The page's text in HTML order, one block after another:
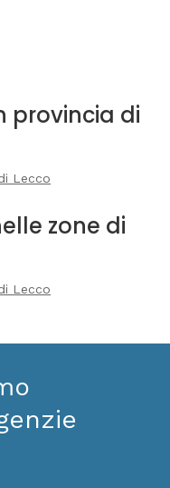
provincia di
Lecco
zone di
Lecco